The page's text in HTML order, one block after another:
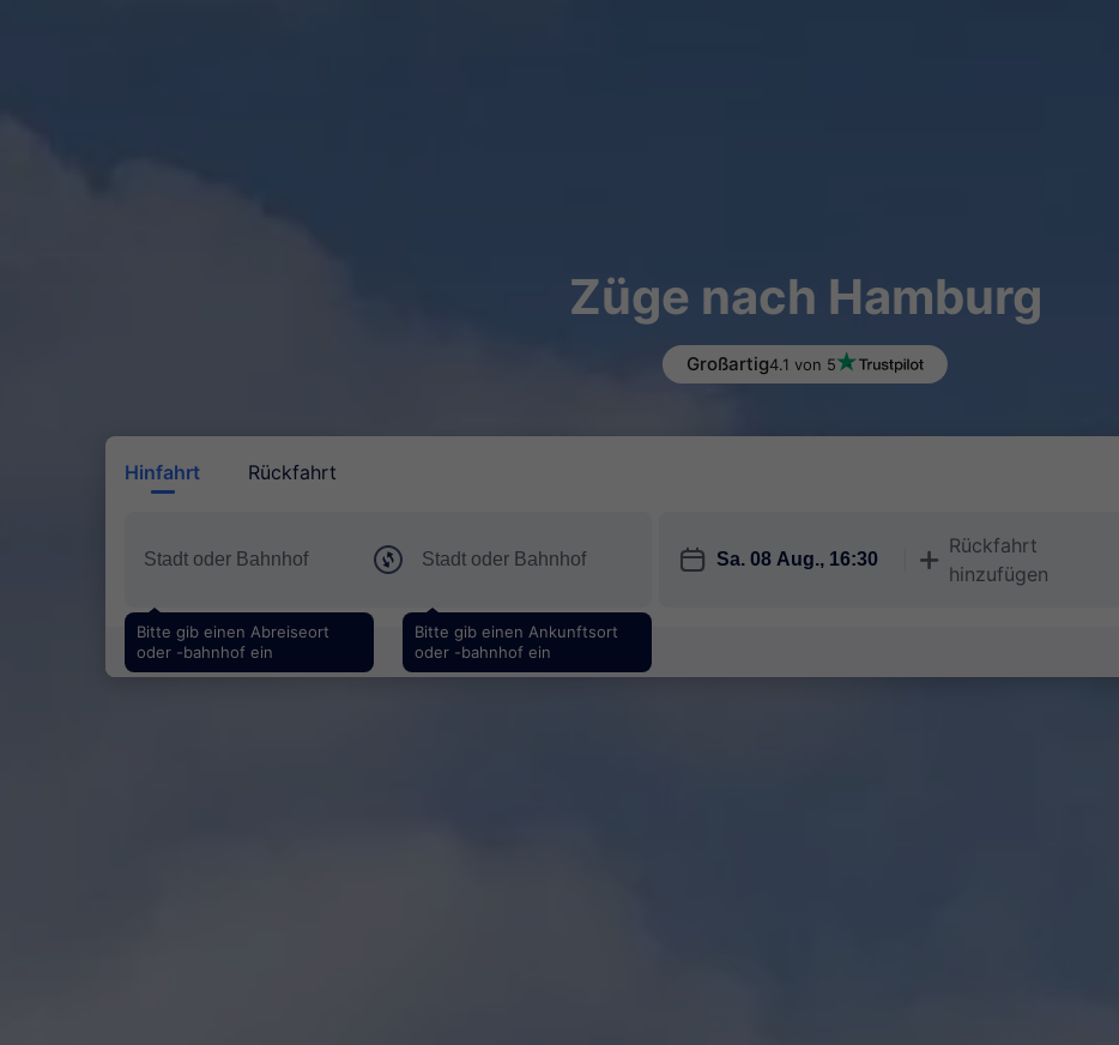
Züge nach Hamburg
Großartig4.1 von 5
Hinfahrt Rückfahrt
Bitte gib einen Abreiseort
oder -bahnhof ein
Bitte gib einen Ankunftsort
oder -bahnhof ein
󱎗 󱅇
Rückfahrt
hinzufügen